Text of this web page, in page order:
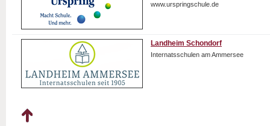
www.urspringschule.de
Landheim Schondorf
Internatsschulen am Ammersee